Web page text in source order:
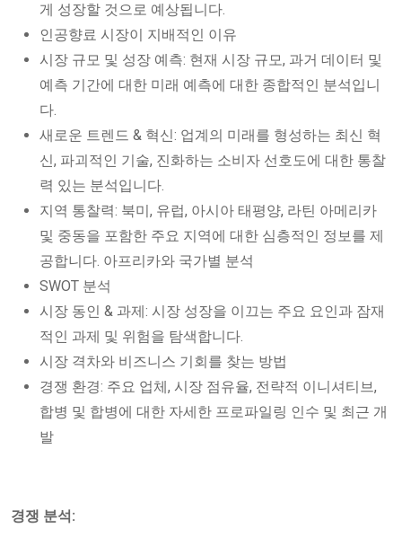
게 성장할 것으로 예상됩니다.
인공향료 시장이 지배적인 이유
시장 규모 및 성장 예측: 현재 시장 규모, 과거 데이터 및
예측 기간에 대한 미래 예측에 대한 종합적인 분석입니
다.
새로운 트렌드 & 혁신: 업계의 미래를 형성하는 최신 혁
신, 파괴적인 기술, 진화하는 소비자 선호도에 대한 통찰
력 있는 분석입니다.
지역 통찰력: 북미, 유럽, 아시아 태평양, 라틴 아메리카
및 중동을 포함한 주요 지역에 대한 심층적인 정보를 제
공합니다. 아프리카와 국가별 분석
SWOT 분석
시장 동인 & 과제: 시장 성장을 이끄는 주요 요인과 잠재
적인 과제 및 위험을 탐색합니다.
시장 격차와 비즈니스 기회를 찾는 방법
경쟁 환경: 주요 업체, 시장 점유율, 전략적 이니셔티브,
합병 및 합병에 대한 자세한 프로파일링 인수 및 최근 개
발
경쟁 분석: